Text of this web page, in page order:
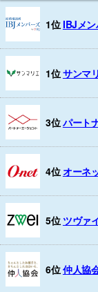
1位IBJメ
1位サンマ
3位パート
4位オーネ
5位 ツヴァ
6位仲人協